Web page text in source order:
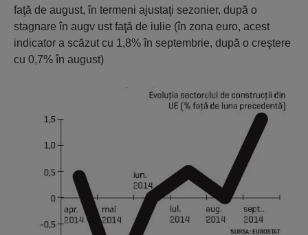
faţă de august, în termeni ajustaţi sezonier, după o
stagnare în augv ust faţă de iulie (în zona euro, acest
indicator a scăzut cu 1,8% în septembrie, după o creştere
cu 0,7% în august)